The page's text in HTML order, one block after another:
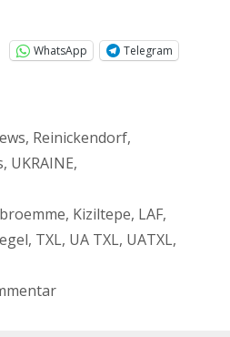
WhatsApp
Telegram
, Reinickendorf,
, UKRAINE,
broemme, Kiziltepe, LAF,
, TXL, UA TXL, UATXL,